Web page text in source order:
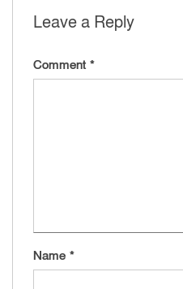
Leave a Reply
Comment *
Name *